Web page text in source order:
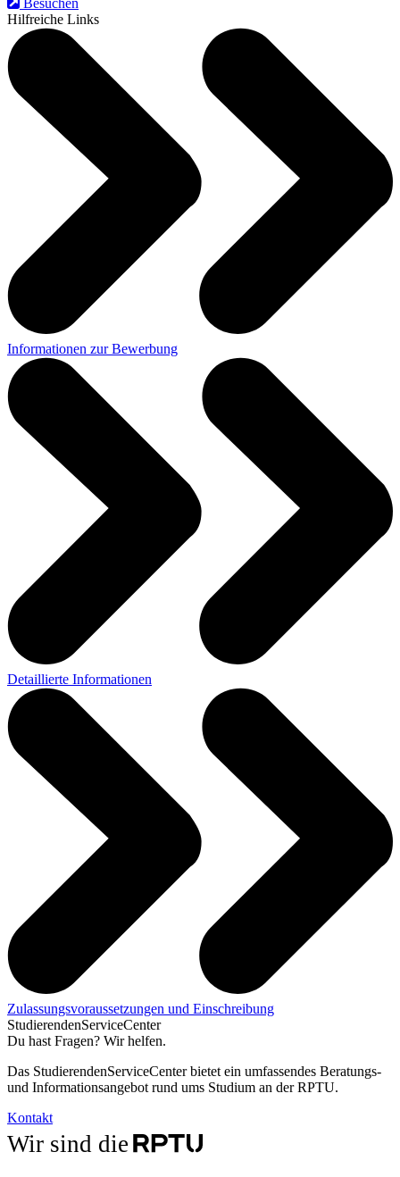
Hilfreiche Links
Informationen zur Bewerbung
Detaillierte Informationen
Zulassungsvoraussetzungen und Einschreibung
StudierendenServiceCenter
Du hast Fragen? Wir helfen.
Das StudierendenServiceCenter bietet ein umfassendes Beratungs-
und Informationsangebot rund ums Studium an der RPTU.
Kontakt
Wir sind die